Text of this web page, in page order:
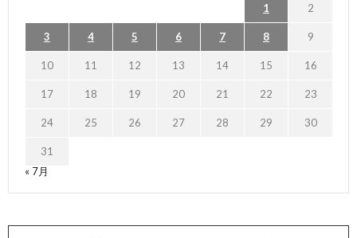
1 2
3 4 5 6 7 8 9
10 11 12 13 14 15 16
17 18 19 20 21 22 23
24 25 26 27 28 29 30
31
« 7月